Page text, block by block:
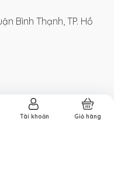
Bình Thạnh, TP. Hồ
Tài khoản Giỏ hàng